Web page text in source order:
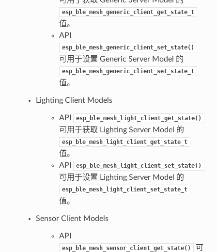
esp_ble_mesh_generic_client_get_state_t
值。
API
esp_ble_mesh_generic_client_set_state()
可用于设置 Generic Server Model 的
esp_ble_mesh_generic_client_set_state_t
值。
Lighting Client Models
API esp_ble_mesh_light_client_get_state()
可用于获取 Lighting Server Model 的
esp_ble_mesh_light_client_get_state_t
值。
API
esp_ble_mesh_light_client_set_state()
可用于设置 Lighting Server Model 的
esp_ble_mesh_light_client_set_state_t
值。
Sensor Client Models
API
esp_ble_mesh_sensor_client_get_state()
可